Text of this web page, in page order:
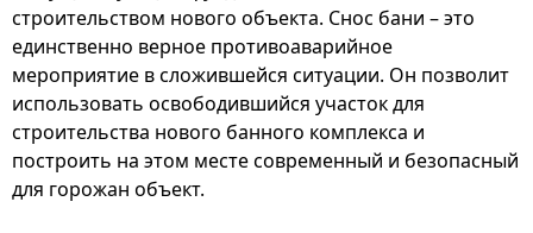
строительством нового объекта. Снос бани – это
единственно верное противоаварийное
мероприятие в сложившейся ситуации. Он позволит
использовать освободившийся участок для
строительства нового банного комплекса и
построить на этом месте современный и безопасный
для горожан объект.